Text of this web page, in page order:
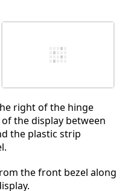
right of the hinge
the display between
the plastic strip
the front bezel along